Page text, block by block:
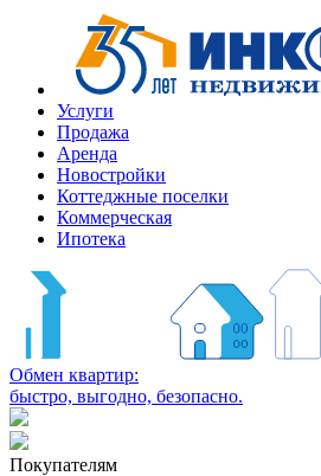
Услуги
Продажа
Аренда
Новостройки
Коттеджные поселки
Коммерческая
Ипотека
Обмен квартир:
быстро, выгодно, безопасно.
Покупателям